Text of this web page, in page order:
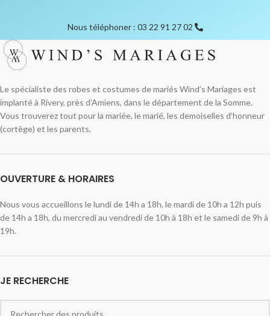
Nous téléphoner : 03 22 91 27 02
Le spécialiste des robes et costumes de mariés Wind’s Mariages est
implanté à Rivery, près d’Amiens, dans le département de la Somme.
Vous trouverez tout pour la mariée, le marié, les demoiselles d’honneur
(cortège) et les parents.
OUVERTURE & HORAIRES
Nous vous accueillons le lundi de 14h a 18h, le mardi de 10h a 12h puis
de 14h a 18h, du mercredi au vendredi de 10h à 18h et le samedi de 9h à
19h.
JE RECHERCHE